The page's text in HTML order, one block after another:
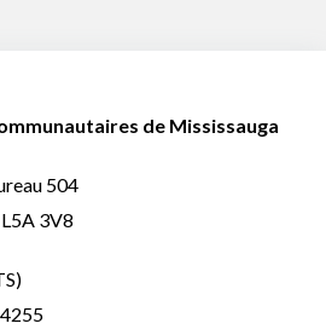
de Mississauga
504
3V8